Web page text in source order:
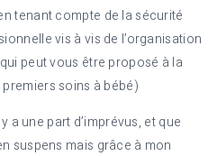
tenant compte de la sécurité
vis à vis de l’organisation
peut vous être proposé à la
soins à bébé)
a une part d’imprévus, et que
suspens mais grâce à mon